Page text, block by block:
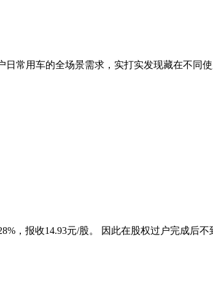
常用车的全场景需求，实打实发现藏在不同
，报收14.93元/股。 因此在股权过户完成后